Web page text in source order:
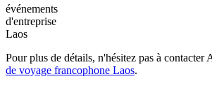
hôtel convient à celles et ceux qui se‎
conférence professionnelle au Laos
confortable. Grâce‎ à son ambiance‎ détendue et
intéressés par leMICE Laoset par des‎
associent modernité et‎ simplicité.